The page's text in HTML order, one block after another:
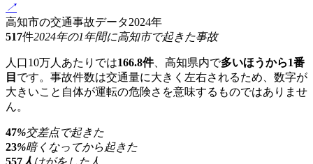
↗
高知市の交通事故データ2024年
517件2024年の1年間に高知市で起きた事故
人口10万人あたりでは166.8件、高知県内で多いほうから1番
目 です。事故件数は交通量に大きく左右されるため、数字が
大きいこと自体が運転の危険さを意味するものではありませ
ん。
47%交差点で起きた
23%暗くなってから起きた